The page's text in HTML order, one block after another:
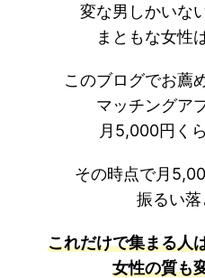
変な男しかいな
まともな女性
このブログでお薦
マッチングア
月5,000円く
その時点で月
振るい落
これだけで集まる人
女性の質も